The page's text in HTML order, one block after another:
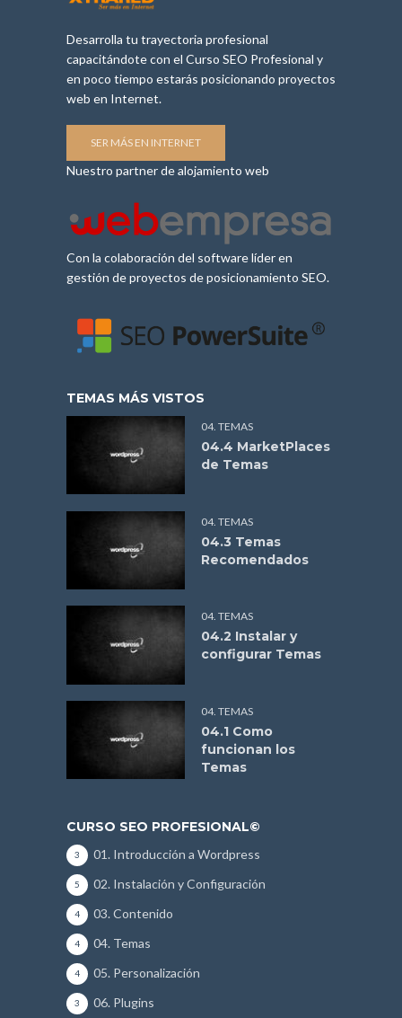
Desarrolla tu trayectoria profesional
capacitándote con el Curso SEO Profesional y
en poco tiempo estarás posicionando proyectos
web en Internet.
SER MÁS EN INTERNET
Nuestro partner de alojamiento web
Con la colaboración del software líder en
gestión de proyectos de posicionamiento SEO.
TEMAS MÁS VISTOS
04. TEMAS
04.4 MarketPlaces
de Temas
04. TEMAS
04.3 Temas
Recomendados
04. TEMAS
04.2 Instalar y
configurar Temas
04. TEMAS
04.1 Como
funcionan los
Temas
CURSO SEO PROFESIONAL©
01. Introducción a Wordpress
3
02. Instalación y Configuración
5
03. Contenido
4
04. Temas
4
05. Personalización
4
06. Plugins
3